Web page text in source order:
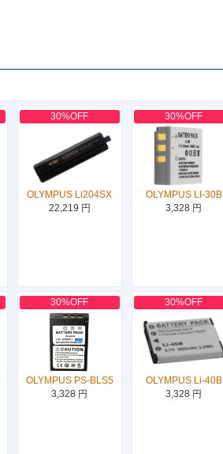
30%OFF
OLYMPUS Li204SX
22,219 円
30%OFF
OLYMPUS LI-30B
3,328 円
30%OFF
OLYMPUS PS-BLS5
3,328 円
30%OFF
OLYMPUS Li-40B
3,328 円